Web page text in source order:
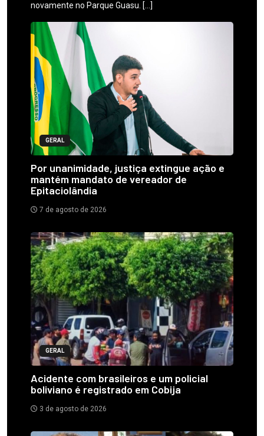
novamente no Parque Guasu. […]
GERAL
Por unanimidade, justiça extingue ação e
mantém mandato de vereador de
Epitaciolândia
7 de agosto de 2026
GERAL
Acidente com brasileiros e um policial
boliviano é registrado em Cobija
3 de agosto de 2026